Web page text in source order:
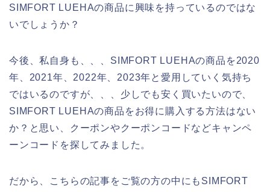
SIMFORT LUEHAの商品に興味を持っているのではな
いでしょうか？
今後、私自身も、、、SIMFORT LUEHAの商品を2020
年、2021年、2022年、2023年と愛用していく気持ち
ではいるのですが、、、少しでも安く買いたいので、
SIMFORT LUEHAの商品をお得に購入する方法はない
か？と思い、クーポンやクーポンコードなどキャンペ
ーンコードを探してみました。
だから、こちらの記事をご覧の方の中にもSIMFORT